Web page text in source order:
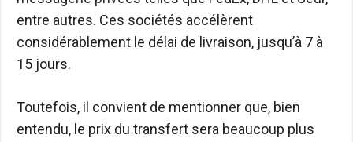
entre autres. Ces sociétés accélèrent
considérablement le délai de livraison, jusqu’à 7 à
15 jours.
Toutefois, il convient de mentionner que, bien
entendu, le prix du transfert sera beaucoup plus